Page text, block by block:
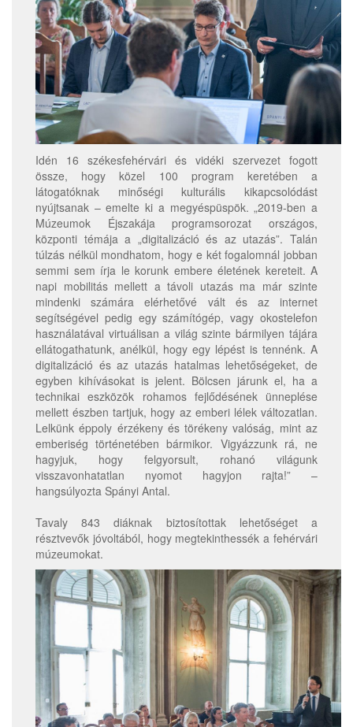
Idén 16 székesfehérvári és vidéki szervezet fogott
össze, hogy közel 100 program keretében a
látogatóknak minőségi kulturális kikapcsolódást
nyújtsanak – emelte ki a megyéspüspök. „2019-ben a
Múzeumok Éjszakája programsorozat országos,
központi témája a „digitalizáció és az utazás”. Talán
túlzás nélkül mondhatom, hogy e két fogalomnál jobban
semmi sem írja le korunk embere életének kereteit. A
napi mobilitás mellett a távoli utazás ma már szinte
mindenki számára elérhetővé vált és az internet
segítségével pedig egy számítógép, vagy okostelefon
használatával virtuálisan a világ szinte bármilyen tájára
ellátogathatunk, anélkül, hogy egy lépést is tennénk. A
digitalizáció és az utazás hatalmas lehetőségeket, de
egyben kihívásokat is jelent. Bölcsen járunk el, ha a
technikai eszközök rohamos fejlődésének ünneplése
mellett észben tartjuk, hogy az emberi lélek változatlan.
Lelkünk éppoly érzékeny és törékeny valóság, mint az
emberiség történetében bármikor. Vigyázzunk rá, ne
hagyjuk, hogy felgyorsult, rohanó világunk
visszavonhatatlan nyomot hagyjon rajta!” –
hangsúlyozta Spányi Antal.
Tavaly 843 diáknak biztosítottak lehetőséget a
résztvevők jóvoltából, hogy megtekinthessék a fehérvári
múzeumokat.